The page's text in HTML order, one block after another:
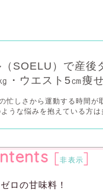
（SOELU）で産後
・ウエスト5㎝痩
忙しさから運動する時間が
うな悩みを抱えている方は
[非表示]
ロの甘味料！